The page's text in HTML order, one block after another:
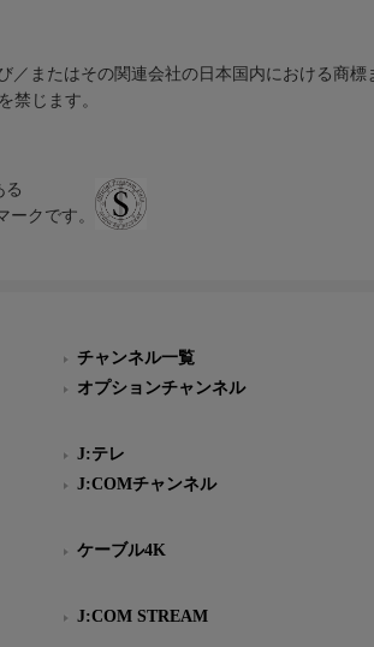
またはその関連会社の日本国内における商標
禁じます。
る
ークです。
チャンネル一覧
オプションチャンネル
J:テレ
J:COMチャンネル
ケーブル4K
J:COM STREAM